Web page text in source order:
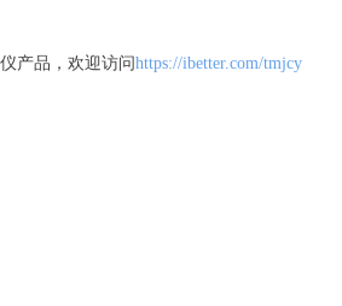
产品，欢迎访问https://ibetter.com/tmjcy